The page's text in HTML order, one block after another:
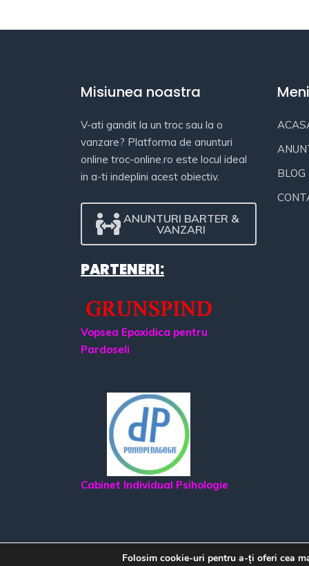
Misiunea noastra
V-ati gandit la un troc sau la o
vanzare? Platforma de anunturi
online troc-online.ro este locul ideal
in a-ti indeplini acest obiectiv.
ANUNTURI BARTER &
VANZARI
PARTENERI:
Vopsea Epoxidica pentru
Pardoseli
Cabinet Individual Psihologie
BLOG
Folosim cookie-uri pentru a-ți oferi cea